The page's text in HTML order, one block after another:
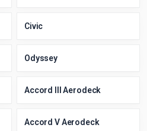
Civic
Odyssey
Accord III Aerodeck
Accord V Aerodeck